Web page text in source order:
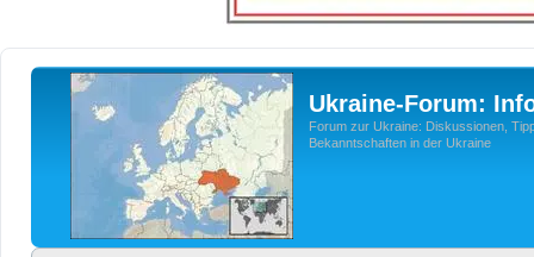
Ukraine-Forum:
Forum zur Ukraine: Diskussionen,
Bekanntschaften in der Ukraine